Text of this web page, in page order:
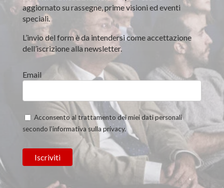
aggiornato su rassegne, prime visioni ed eventi
speciali.
L’invio del form è da intendersi come accettazione
dell’iscrizione alla newsletter.
Email
Acconsento al trattamento dei miei dati personali
secondo l’informativa sulla privacy.